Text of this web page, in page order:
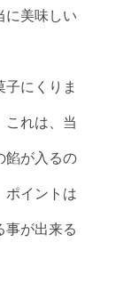
に美味しい
子にくりま
これは、当
餡が入るの
ポイントは
事が出来る